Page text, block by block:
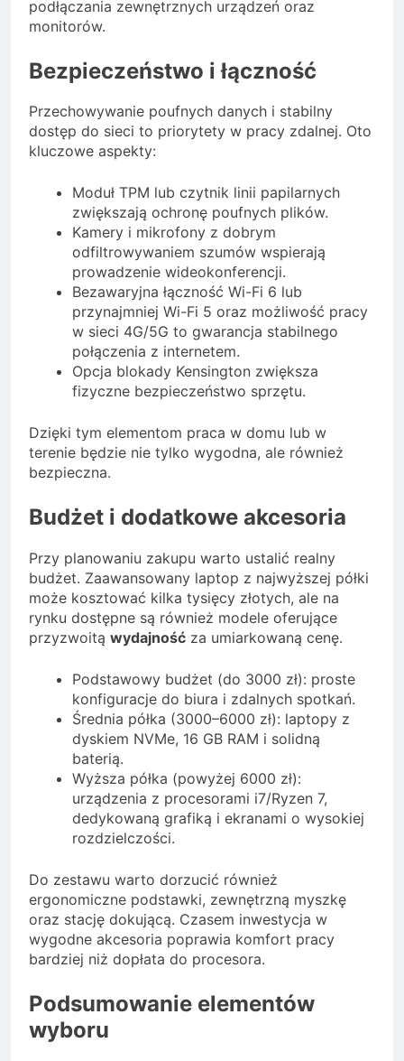
podłączania zewnętrznych urządzeń oraz
monitorów.
Bezpieczeństwo i łączność
Przechowywanie poufnych danych i stabilny
dostęp do sieci to priorytety w pracy zdalnej. Oto
kluczowe aspekty:
Moduł TPM lub czytnik linii papilarnych
zwiększają ochronę poufnych plików.
Kamery i mikrofony z dobrym
odfiltrowywaniem szumów wspierają
prowadzenie wideokonferencji.
Bezawaryjna łączność Wi-Fi 6 lub
przynajmniej Wi-Fi 5 oraz możliwość pracy
w sieci 4G/5G to gwarancja stabilnego
połączenia z internetem.
Opcja blokady Kensington zwiększa
fizyczne bezpieczeństwo sprzętu.
Dzięki tym elementom praca w domu lub w
terenie będzie nie tylko wygodna, ale również
bezpieczna.
Budżet i dodatkowe akcesoria
Przy planowaniu zakupu warto ustalić realny
budżet. Zaawansowany laptop z najwyższej półki
może kosztować kilka tysięcy złotych, ale na
rynku dostępne są również modele oferujące
przyzwoitą wydajność za umiarkowaną cenę.
Podstawowy budżet (do 3000 zł): proste
konfiguracje do biura i zdalnych spotkań.
Średnia półka (3000–6000 zł): laptopy z
dyskiem NVMe, 16 GB RAM i solidną
baterią.
Wyższa półka (powyżej 6000 zł):
urządzenia z procesorami i7/Ryzen 7,
dedykowaną grafiką i ekranami o wysokiej
rozdzielczości.
Do zestawu warto dorzucić również
ergonomiczne podstawki, zewnętrzną myszkę
oraz stację dokującą. Czasem inwestycja w
wygodne akcesoria poprawia komfort pracy
bardziej niż dopłata do procesora.
Podsumowanie elementów
wyboru